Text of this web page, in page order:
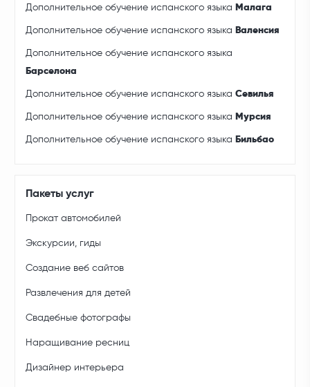
Дополнительное обучение испанского языка Малага
Дополнительное обучение испанского языка Валенсия
Дополнительное обучение испанского языка
Барселона
Дополнительное обучение испанского языкаСевилья
Дополнительное обучение испанского языка Мурсия
Дополнительное обучение испанского языка Бильбао
Пакеты услуг
Прокат автомобилей
Экскурсии, гиды
Создание веб сайтов
Развлечения для детей
Свадебные фотографы
Наращивание ресниц
Дизайнер интерьера